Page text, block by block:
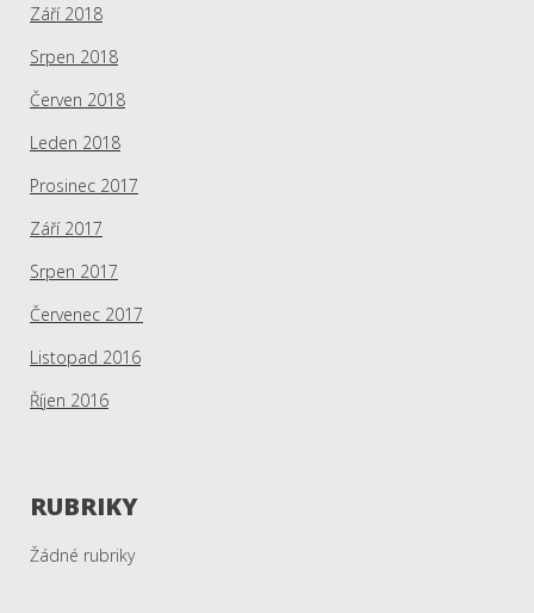
Září 2018
Srpen 2018
Červen 2018
Leden 2018
Prosinec 2017
Září 2017
Srpen 2017
Červenec 2017
Listopad 2016
Říjen 2016
RUBRIKY
Žádné rubriky